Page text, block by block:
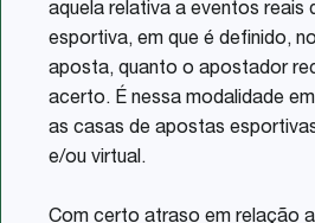
aquela relativa a eventos reais
esportiva, em que é definido,
aposta, quanto o apostador
acerto. É nessa modalidade
as casas de apostas
e/ou virtual.
Com certo atraso em relação